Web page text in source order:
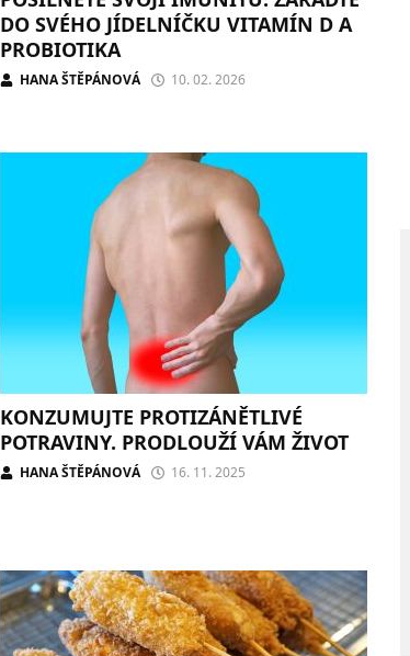
DO SVÉHO JÍDELNÍČKU VITAMÍN D A
PROBIOTIKA
HANA ŠTĚPÁNOVÁ 10. 02. 2026
KONZUMUJTE PROTIZÁNĚTLIVÉ
POTRAVINY. PRODLOUŽÍ VÁM ŽIVOT
HANA ŠTĚPÁNOVÁ 16. 11. 2025